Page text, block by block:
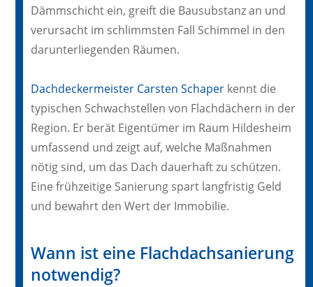
Dämmschicht ein, greift die Bausubstanz an und
verursacht im schlimmsten Fall Schimmel in den
darunterliegenden Räumen.
Dachdeckermeister Carsten Schaper kennt die
typischen Schwachstellen von Flachdächern in der
Region. Er berät Eigentümer im Raum Hildesheim
umfassend und zeigt auf, welche Maßnahmen
nötig sind, um das Dach dauerhaft zu schützen.
Eine frühzeitige Sanierung spart langfristig Geld
und bewahrt den Wert der Immobilie.
Wann ist eine Flachdachsanierung
notwendig?